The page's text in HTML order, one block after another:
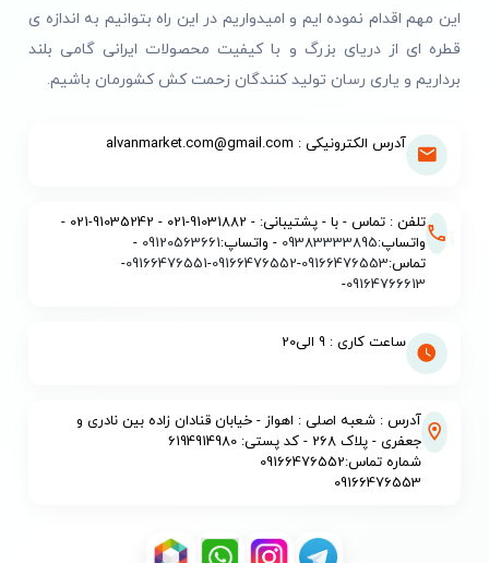
این مهم اقدام نموده ایم و امیدواریم در این راه بتوانیم به اندازه ی
قطره ای از دریای بزرگ و با کیفیت محصولات ایرانی گامی بلند
برداریم و یاری رسان تولید کنندگان زحمت کش کشورمان باشیم.
آدرس الکترونیکی : alvanmarket.com@gmail.com
تلفن : تماس - با - پشتیبانی: - 91031882-021 - 91035242-021 -
واتساپ:09383333895 - واتساپ:09120563661
-
تماس:09166476553
-
09166476552
-
09166476551
-
09164766613
-
ساعت کاری : 9 الی20
آدرس : شعبه اصلی : اهواز - خیابان قنادان زاده بین نادری و
جعفری - پلاک 268 - کد پستی: 6194914980
شماره تماس:09166476552
09166476553